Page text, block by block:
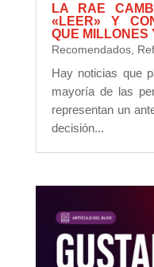
LA RAE
«LEER» Y
QUE MILLONES
Recomendados,
Hay noticias que
mayoría de las
representan un
decisión...